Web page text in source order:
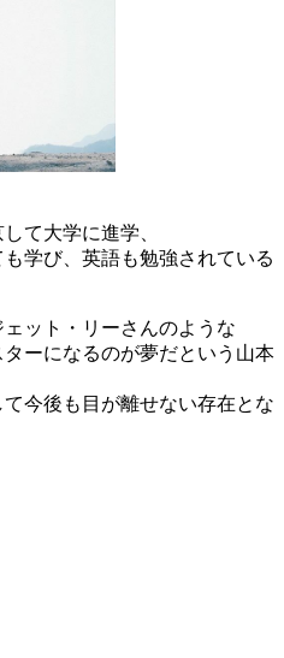
て大学に進学、
学び、英語も勉強されている
ット・リーさんのような
ーになるのが夢だという山本
今後も目が離せない存在とな